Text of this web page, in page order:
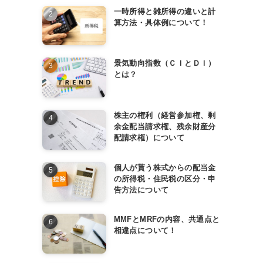
一時所得と雑所得の違いと計
算方法・具体例について！
景気動向指数（ＣＩとＤＩ）
とは？
株主の権利（経営参加権、剰
余金配当請求権、残余財産分
配請求権）について
個人が貰う株式からの配当金
の所得税・住民税の区分・申
告方法について
MMFとMRFの内容、共通点と
相違点について！